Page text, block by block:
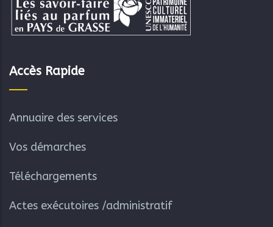
Accès Rapide
Annuaire des services
Vos démarches
Téléchargements
Actes exécutoires /administratif